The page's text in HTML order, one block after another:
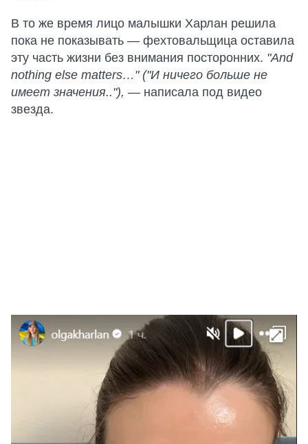
В то же время лицо малышки Харлан решила
пока не показывать — фехтовальщица оставила
эту часть жизни без внимания посторонних. "And
nothing else matters…" ("И ничего больше не
имеет значения.."), — написала под видео
звезда.